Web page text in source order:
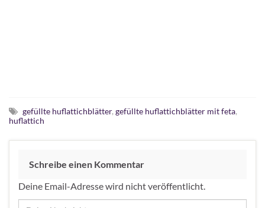
gefüllte huflattichblätter, gefüllte huflattichblätter mit feta,
huflattich
Schreibe einen Kommentar
Deine Email-Adresse wird nicht veröffentlicht.